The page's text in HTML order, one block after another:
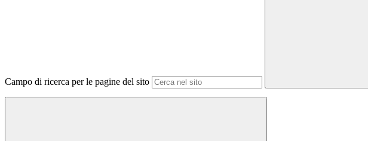
Campo di ricerca per le pagine del sito